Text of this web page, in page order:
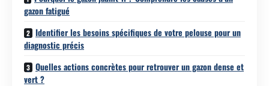
gazon fatigué
Identifier les besoins spécifiques de votre pelouse pour un
diagnostic précis
Quelles actions concrètes pour retrouver un gazon dense et
vert ?